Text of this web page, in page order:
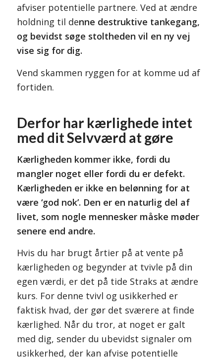
afviser potentielle partnere. Ved at ændre
holdning til denne destruktive tankegang,
og bevidst søge stoltheden vil en ny vej
vise sig for dig.
Vend skammen ryggen for at komme ud af
fortiden.
Derfor har kærlighede intet
med dit Selvværd at gøre
Kærligheden kommer ikke, fordi du
mangler noget eller fordi du er defekt.
Kærligheden er ikke en belønning for at
være ‘god nok’. Den er en naturlig del af
livet, som nogle mennesker måske møder
senere end andre.
Hvis du har brugt årtier på at vente på
kærligheden og begynder at tvivle på din
egen værdi, er det på tide Straks at ændre
kurs. For denne tvivl og usikkerhed er
faktisk hvad, der gør det sværere at finde
kærlighed. Når du tror, at noget er galt
med dig, sender du ubevidst signaler om
usikkerhed, der kan afvise potentielle